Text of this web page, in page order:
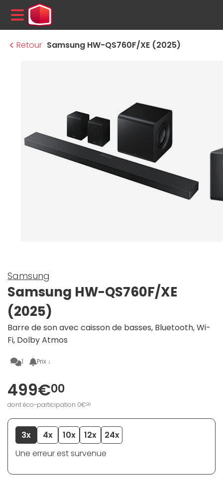
MENU
Retour Samsung HW-QS760F/XE (2025)
Samsung
Samsung HW-QS760F/XE
(2025)
Barre de son avec caisson de basses, Bluetooth, Wi-
Fi, Dolby Atmos
1 Prix ↓
499€00
dont éco-participation 0€90
3x 4x 10x 12x
24x
Une erreur est survenue